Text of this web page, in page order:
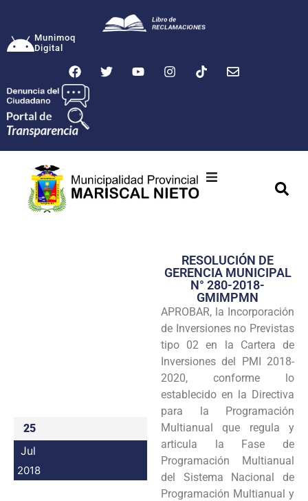
Munimoq
Digital
Transparencia
Seguridad
Programas
Intranet
25
Jul
2018
RESOLUCIÓN DE
GERENCIA MUNICIPAL
N° 280-2018-
GMIMPMN
APROBAR, la Incorporación
de Inversiones no Previstas
tipo 02 en la Cartera de
Inversiones del PMI 2018-
2020, conforme lo
establecido en la Directiva
para la Programación
Multianual que regula y
articula la Fase de
Programación Multianual
del Sistema Nacional de
Programación Multianual y